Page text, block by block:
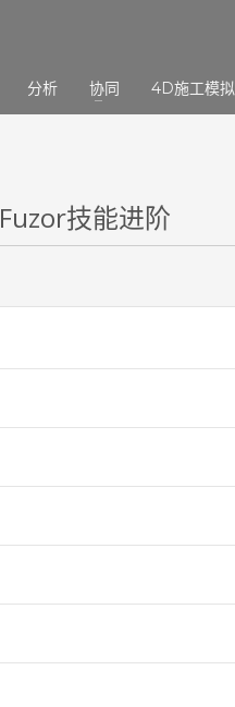
分析 协同 4D施工模拟
Fuzor技能进阶